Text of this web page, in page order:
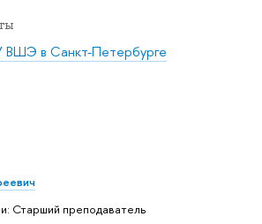
в Санкт-Петербурге
Старший преподаватель